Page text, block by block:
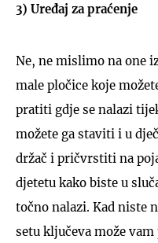
3) Uređaj za praćenje
Ne, ne mislimo na one
male pločice koje
pratiti gdje se nalazi
možete ga staviti i u
držač i pričvrstiti na
djetetu kako biste u
točno nalazi. Kad niste
setu ključeva može